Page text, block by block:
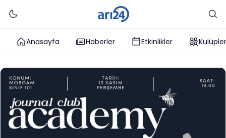
Anasayfa Haberler Etkinlikler Kulüpler